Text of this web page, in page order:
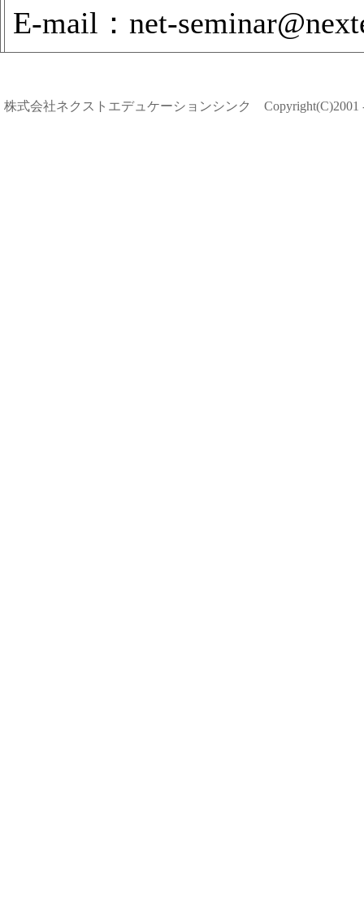
E-mail：net-
株式会社ネクストエデュケーションシンク Copyright(C)2001 -